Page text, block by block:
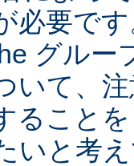
必要で
グルー
いて、
ること
いと考